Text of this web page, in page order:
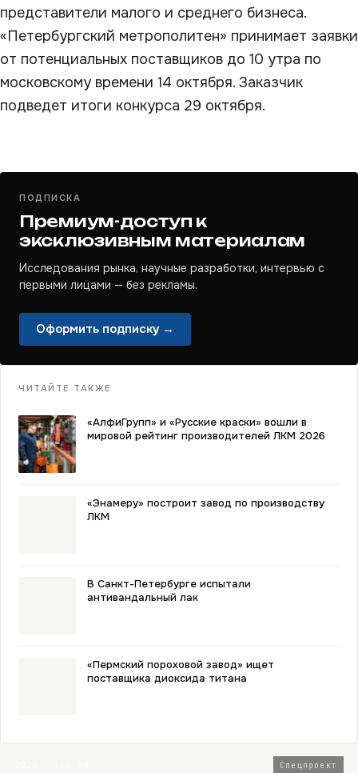
представители малого и среднего бизнеса.
«Петербургский метрополитен» принимает заявки
от потенциальных поставщиков до 10 утра по
московскому времени 14 октября. Заказчик
подведет итоги конкурса 29 октября.
ПОДПИСКА
Премиум-доступ к
эксклюзивным материалам
Исследования рынка, научные разработки, интервью с
первыми лицами — без рекламы.
Оформить подписку →
ЧИТАЙТЕ ТАКЖЕ
«АлфиГрупп» и «Русские краски» вошли в
мировой рейтинг производителей ЛКМ 2026
«Энамеру» построит завод по производству
ЛКМ
В Санкт-Петербурге испытали
антивандальный лак
«Пермский пороховой завод» ищет
поставщика диоксида титана
Спецпроект